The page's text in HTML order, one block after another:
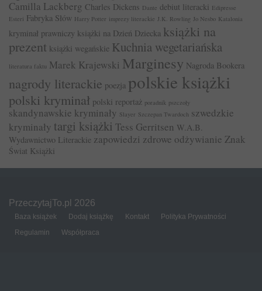
Camilla Lackberg Charles Dickens Dante debiut literacki Edipresse
Esteri Fabryka Słów Harry Potter imprezy literackie J.K. Rowling Jo Nesbo Katalonia
kryminał prawniczy książki na Dzień Dziecka książki na
prezent książki wegańskie Kuchnia wegetariańska
literatura faktu Marek Krajewski Marginesy Nagroda Bookera
nagrody literackie poezja polskie książki
polski kryminał polski reportaż poradnik pszczoły
skandynawskie kryminały Slayer Szczepan Twardoch szwedzkie
kryminały targi książki Tess Gerritsen W.A.B.
Wydawnictwo Literackie zapowiedzi zdrowe odżywianie Znak
Świat Książki
PrzeczytajTo.pl 2026
Baza książek Dodaj książkę Kontakt
Polityka Prywatności
Regulamin
Współpraca